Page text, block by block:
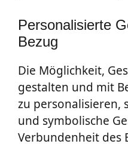
Personalisierte
Bezug
Die Möglichkeit,
gestalten und mit
zu personalisieren,
und symbolische
Verbundenheit des